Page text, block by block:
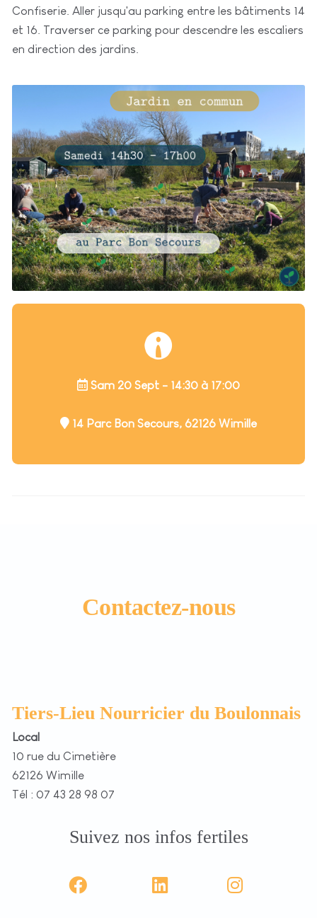
Confiserie. Aller jusqu'au parking entre les bâtiments 14
et 16. Traverser ce parking pour descendre les escaliers
en direction des jardins.
Sam 20 Sept - 14:30 à 17:00
14 Parc Bon Secours, 62126 Wimille
Contactez-nous
Tiers-Lieu Nourricier du Boulonnais
Local
10 rue du Cimetière
62126 Wimille
Tél : 07 43 28 98 07
Suivez nos infos fertiles